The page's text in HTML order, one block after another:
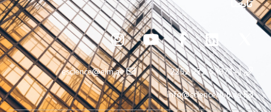
تابعنا
(+971) 4 272 2252
escience@eim.ae
info@scienceclub.ae